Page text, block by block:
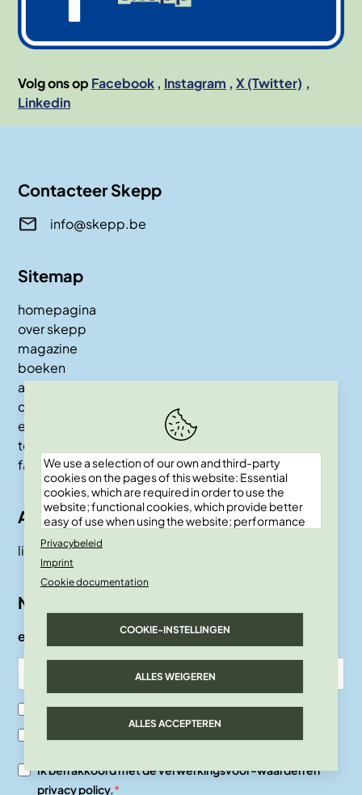
We use a selection of our own and third-party
cookies on the pages of this website: Essential
cookies, which are required in order to use the
website; functional cookies, which provide better
easy of use when using the website; performance
data on website use and statistics; and marketing
cookies, which are used to display relevant
content and advertising. If you choose "ACCEPT
revoke your consent for the future at any time
under "Settings".
Privacybeleid
Imprint
Cookie documentation
COOKIE-INSTELLINGEN
ALLES WEIGEREN
ALLES ACCEPTEREN
Volg ons op Facebook Instagram
X (Twitter)
Linkedin
Contacteer Skepp
info@skepp.be
Sitemap
homepagina
over skepp
magazine
boeken
awards
contact
events
team
faq
Account
lid worden
Nieuwsbrief
e-mail
Ik ben SKEPP lid
Ik ben akkoord met de verwerkingsvoor-waarden en
privacy policy.